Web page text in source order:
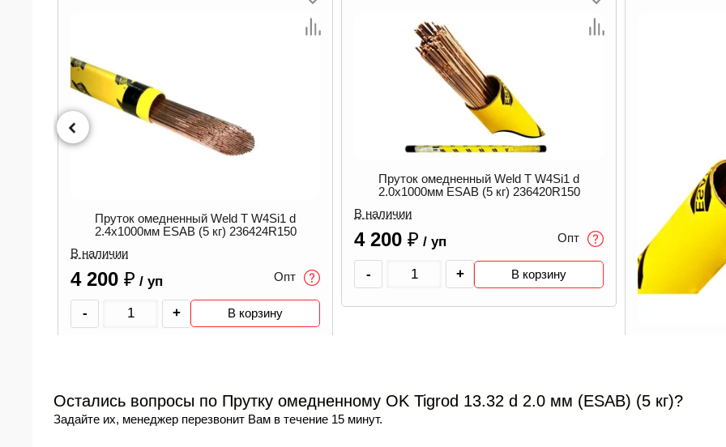
В наличии
4 200₽
- В корзину
4 200₽/ уп Опт
4 430₽
Остались вопросы по Прутку омедненному OK Tigrod 13.32 d 2.0 мм (ESAB) (5 кг)?
Задайте их, менеджер перезвонит Вам в течение 15 минут.